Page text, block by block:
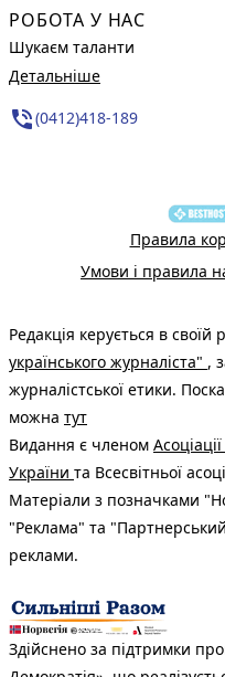
РОБОТА У НАС
Шукаєм таланти
Детальніше
phone_in_talk(0412)418-189
Правила
Умови і правила
Редакція керується в своїй
українського журналіста" ,
журналістської етики.
можна тут
Видання є членом
України та Всесвітньої
Матеріали з позначками
"Реклама" та
реклами.
Здійснено за підтримки